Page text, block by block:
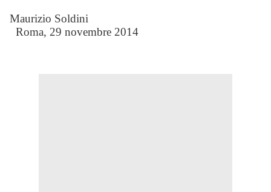
Maurizio Soldini
Roma, 29 novembre 2014